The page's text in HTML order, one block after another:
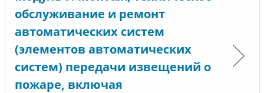
обслуживание и ремонт
автоматических систем
(элементов автоматических
систем) передачи извещений о
пожаре, включая